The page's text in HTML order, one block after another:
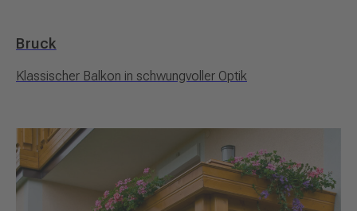
Bruck
Klassischer Balkon in schwungvoller Optik